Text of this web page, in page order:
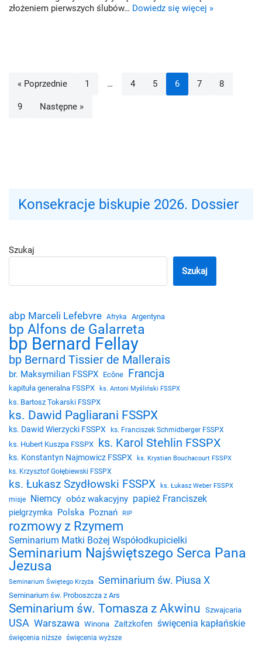
złożeniem pierwszych ślubów… Dowiedz się więcej »
« Poprzednie 1 … 4 5 6 7 8
9 Następne »
Konsekracje biskupie 2026. Dossier
Szukaj
Szukaj
abp Marceli Lefebvre Afryka Argentyna
bp Alfons de Galarreta
bp Bernard Fellay
bp Bernard Tissier de Mallerais
br. Maksymilian FSSPX Ecône Francja
kapituła generalna FSSPX ks. Antoni Myśliński FSSPX
ks. Bartosz Tokarski FSSPX
ks. Dawid Pagliarani FSSPX
ks. Dawid Wierzycki FSSPX ks. Franciszek Schmidberger FSSPX
ks. Hubert Kuszpa FSSPX ks. Karol Stehlin FSSPX
ks. Konstantyn Najmowicz FSSPX
ks. Krystian Bouchacourt FSSPX
ks. Krzysztof Gołębiewski FSSPX
ks. Łukasz Szydłowski FSSPX ks. Łukasz Weber FSSPX
misje Niemcy obóz wakacyjny papież Franciszek
pielgrzymka Polska Poznań RIP
rozmowy z Rzymem
Seminarium Matki Bożej Współodkupicielki
Seminarium Najświętszego Serca Pana
Jezusa
Seminarium Świętego Krzyża Seminarium św. Piusa X
Seminarium św. Proboszcza z Ars
Seminarium św. Tomasza z Akwinu Szwajcaria
USA Warszawa Winona Zaitzkofen święcenia kapłańskie
święcenia niższe święcenia wyższe